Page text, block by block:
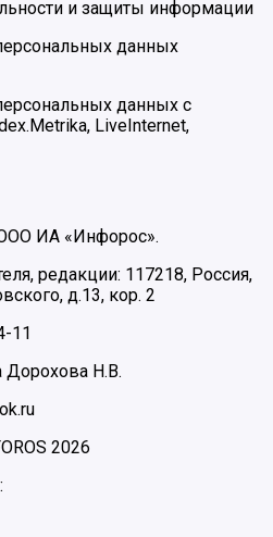
и защиты информации
данных
данных с
LiveInternet,
ИА «Инфорос».
редакции: 117218, Россия,
д.13, кор. 2
11
Дорохова Н.В.
2026